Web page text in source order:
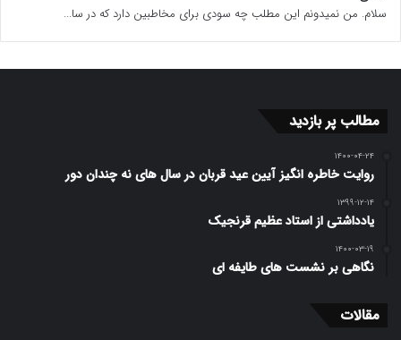
سلام. من نمیدونم این مطلب چه سودی برای مخاطبین دارد که در سا...
مطالب پر بازدید
۱۴۰۰-۰۴-۲۴
روایت خاطره انگیز آیین عید قربان در سال های نه چندان دور
۱۳۹۹-۱۲-۱۴
یادداشتی از استاد عظیم قرنجیک
۱۴۰۰-۰۳-۱۹
نگاهی بر نشست های طایفه ای
مقالات